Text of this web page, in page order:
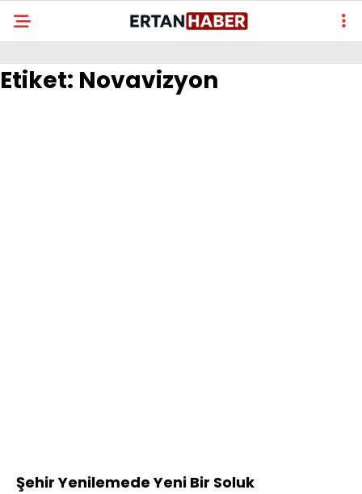
Etiket: Novavizyon
Şehir Yenilemede Yeni Bir Soluk